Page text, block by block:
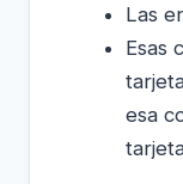
Las
Esas
esa